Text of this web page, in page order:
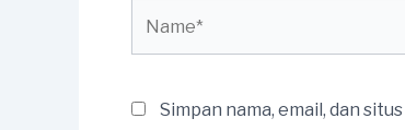
Simpan nama, email, dan